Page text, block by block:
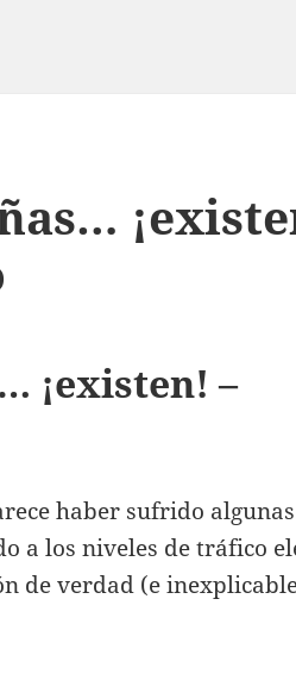
¡existen! –
haber sufrido algunas
a los niveles de tráfico
de verdad (e